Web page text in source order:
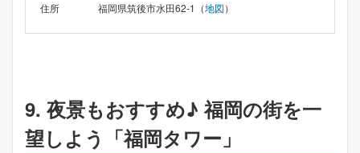
住所 福岡県筑後市水田62-1（地図）
9. 夜景もおすすめ♪ 福岡の街を一
望しよう「福岡タワー」